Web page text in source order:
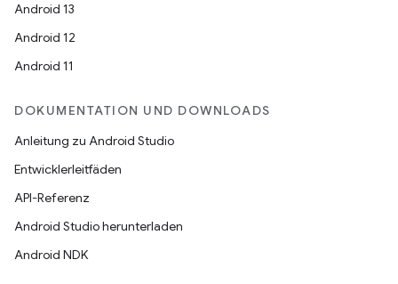
Android 13
Android 12
Android 11
DOKUMENTATION UND DOWNLOADS
Anleitung zu Android Studio
Entwicklerleitfäden
API-Referenz
Android Studio herunterladen
Android NDK